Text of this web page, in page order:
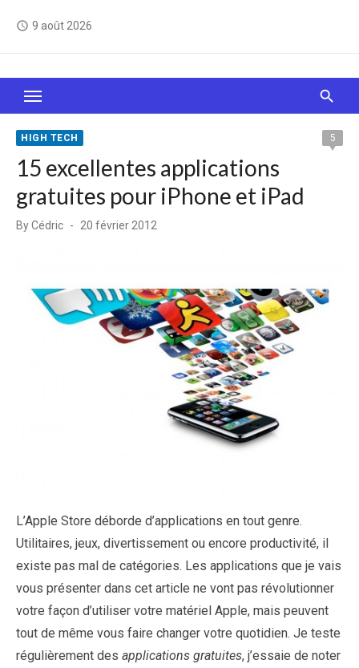
access_time 9 août 2026
Le Web, c'est comme une boîte de chocolats… On
sait jamais sur quoi on va tomber !
HIGH TECH 5
15 excellentes applications
gratuites pour iPhone et iPad
ByCédric
Posted
20 février 2012
L’Apple Store déborde d’applications en tout genre.
Utilitaires, jeux, divertissement ou encore productivité, il
existe pas mal de catégories. Les applications que je vais
vous présenter dans cet article ne vont pas révolutionner
votre façon d’utiliser votre matériel Apple, mais peuvent
tout de même vous faire changer votre quotidien. Je teste
régulièrement des applications gratuites, j’essaie de noter